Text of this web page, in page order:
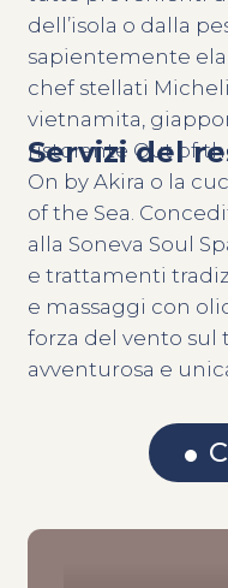
Servizi del
dell’isola o dalla
sapientemente
chef stellati
vietnamita,
ristorante Out of
On by Akira o la
of the Sea.
alla Soneva Soul
e trattamenti
e massaggi con
forza del vento sul
avventurosa e